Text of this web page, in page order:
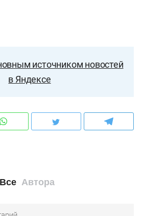
источником новостей
в Яндексе
Все Автора